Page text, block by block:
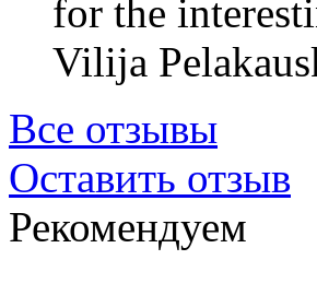
for the
Vilija
Все отзывы
Оставить отзыв
Рекомендуем